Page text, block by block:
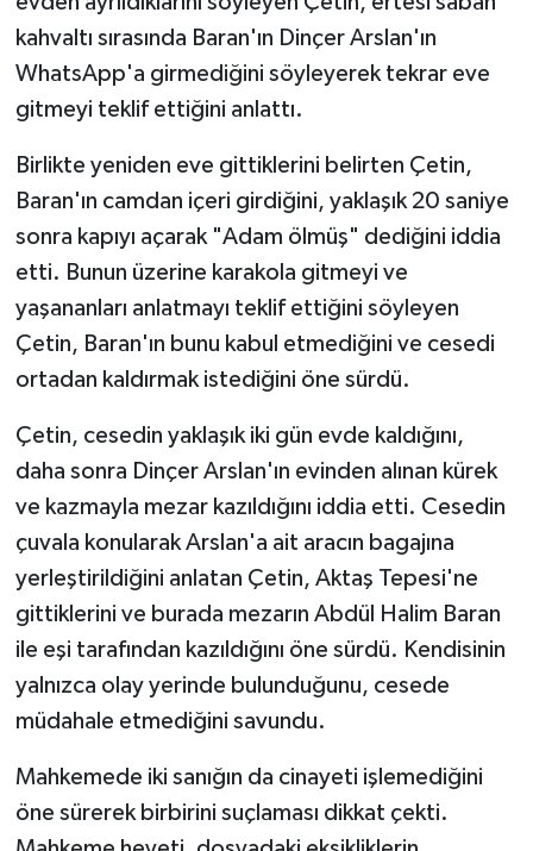
kahvaltı sırasında Baran'ın Dinçer Arslan'ın
WhatsApp'a girmediğini söyleyerek tekrar eve
gitmeyi teklif ettiğini anlattı.
Birlikte yeniden eve gittiklerini belirten Çetin,
Baran'ın camdan içeri girdiğini, yaklaşık 20 saniye
sonra kapıyı açarak "Adam ölmüş" dediğini iddia
etti. Bunun üzerine karakola gitmeyi ve
yaşananları anlatmayı teklif ettiğini söyleyen
Çetin, Baran'ın bunu kabul etmediğini ve cesedi
ortadan kaldırmak istediğini öne sürdü.
Çetin, cesedin yaklaşık iki gün evde kaldığını,
daha sonra Dinçer Arslan'ın evinden alınan kürek
ve kazmayla mezar kazıldığını iddia etti. Cesedin
çuvala konularak Arslan'a ait aracın bagajına
yerleştirildiğini anlatan Çetin, Aktaş Tepesi'ne
gittiklerini ve burada mezarın Abdül Halim Baran
ile eşi tarafından kazıldığını öne sürdü. Kendisinin
yalnızca olay yerinde bulunduğunu, cesede
müdahale etmediğini savundu.
Mahkemede iki sanığın da cinayeti işlemediğini
öne sürerek birbirini suçlaması dikkat çekti.